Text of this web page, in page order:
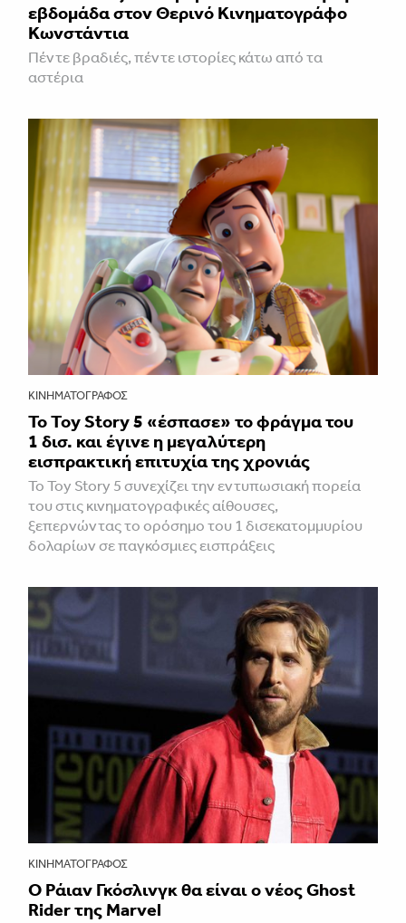
εβδομάδα στον Θερινό Κινηματογράφο
Κωνστάντια
Πέντε βραδιές, πέντε ιστορίες κάτω από τα
αστέρια
ΚΙΝΗΜΑΤΟΓΡΆΦΟΣ
Το Toy Story 5 «έσπασε» το φράγμα του
1 δισ. και έγινε η μεγαλύτερη
εισπρακτική επιτυχία της χρονιάς
Το Toy Story 5 συνεχίζει την εντυπωσιακή πορεία
του στις κινηματογραφικές αίθουσες,
ξεπερνώντας το ορόσημο του 1 δισεκατομμυρίου
δολαρίων σε παγκόσμιες εισπράξεις
ΚΙΝΗΜΑΤΟΓΡΆΦΟΣ
Ο Ράιαν Γκόσλινγκ θα είναι ο νέος Ghost
Rider της Marvel